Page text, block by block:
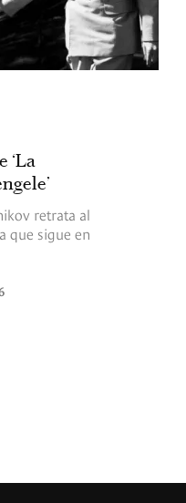
‘La
retrata al
que sigue en